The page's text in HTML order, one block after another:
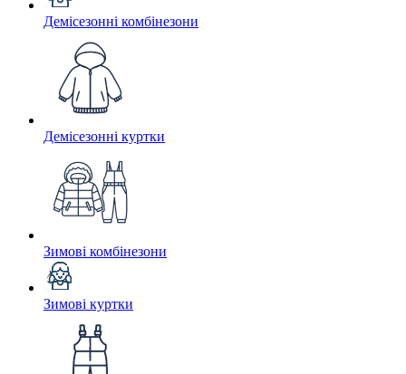
Демісезонні комбінезони
Демісезонні куртки
Зимові комбінезони
Зимові куртки